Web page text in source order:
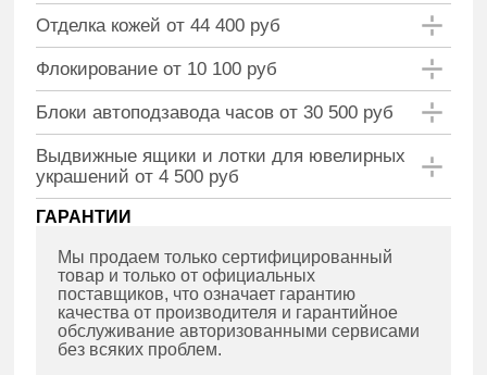
Отделка кожей от 44 400 руб
Флокирование от 10 100 руб
Блоки автоподзавода часов от 30 500 руб
Выдвижные ящики и лотки для ювелирных
украшений от 4 500 руб
ГАРАНТИИ
Мы продаем только сертифицированный
товар и только от официальных
поставщиков, что означает гарантию
качества от производителя и гарантийное
обслуживание авторизованными сервисами
без всяких проблем.